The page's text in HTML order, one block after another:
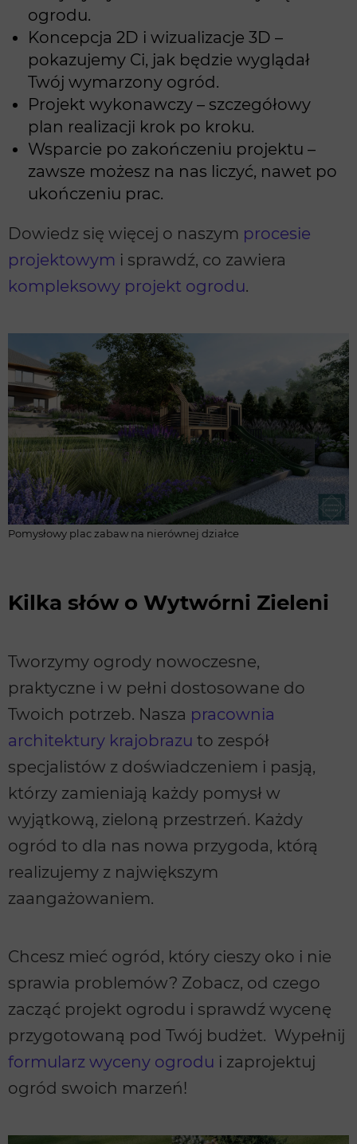
ogrodu.
Koncepcja 2D i wizualizacje 3D –
pokazujemy Ci, jak będzie wyglądał
Twój wymarzony ogród.
Projekt wykonawczy – szczegółowy
plan realizacji krok po kroku.
Wsparcie po zakończeniu projektu –
zawsze możesz na nas liczyć, nawet po
ukończeniu prac.
Dowiedz się więcej o naszym procesie
projektowym i sprawdź, co zawiera
kompleksowy projekt ogrodu.
Pomysłowy plac zabaw na nierównej działce
Kilka słów o Wytwórni Zieleni
Tworzymy ogrody nowoczesne,
praktyczne i w pełni dostosowane do
Twoich potrzeb. Nasza pracownia
architektury krajobrazu to zespół
specjalistów z doświadczeniem i pasją,
którzy zamieniają każdy pomysł w
wyjątkową, zieloną przestrzeń. Każdy
ogród to dla nas nowa przygoda, którą
realizujemy z największym
zaangażowaniem.
Chcesz mieć ogród, który cieszy oko i nie
sprawia problemów? Zobacz, od czego
zacząć projekt ogrodu i sprawdź wycenę
przygotowaną pod Twój budżet. Wypełnij
formularz wyceny ogrodu i zaprojektuj
ogród swoich marzeń!